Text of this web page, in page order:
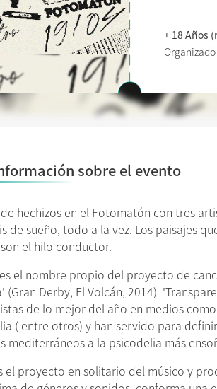
+ 18 Años
sobre el evento
hechizos en el Fotomatón con tres
de sueño, todo a la vez. Los paisajes
el hilo conductor.
es el nombre propio del proyecto de
(Gran Derby, El Volcán, 2014)
de lo mejor del año en medios
( entre otros) y han servido para
mediterráneos a la psicodelia más
el proyecto en solitario del músico y